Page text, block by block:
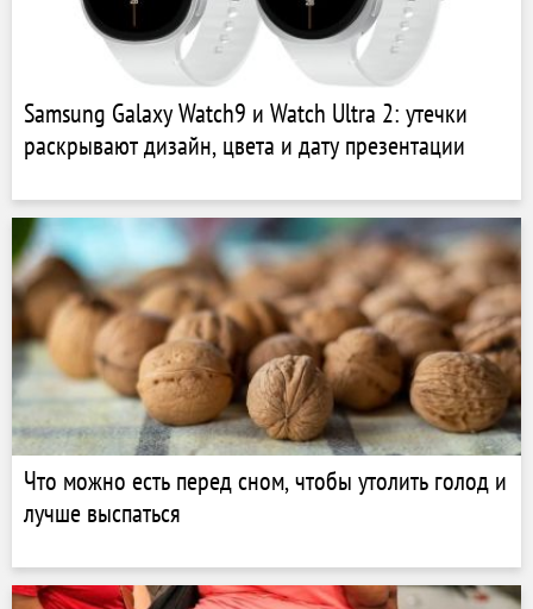
Samsung Galaxy Watch9 и Watch Ultra 2: утечки
раскрывают дизайн, цвета и дату презентации
Что можно есть перед сном, чтобы утолить голод и
лучше выспаться